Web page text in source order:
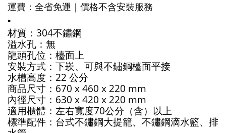
運費：全省免運｜ 價格不含安裝服務
▪️
材質：304不鏽鋼
溢水孔：無
龍頭孔位：檯面上
安裝方式：下崁、可與不鏽鋼檯面平接
水槽高度：22 公分
商品尺寸：670 x 460 x 220 mm
內徑尺寸：630 x 420 x 220 mm
適用櫃體：左右寬度70公分（含）以上
標準配件：台式不鏽鋼大提籠、不鏽鋼滴水籃、排